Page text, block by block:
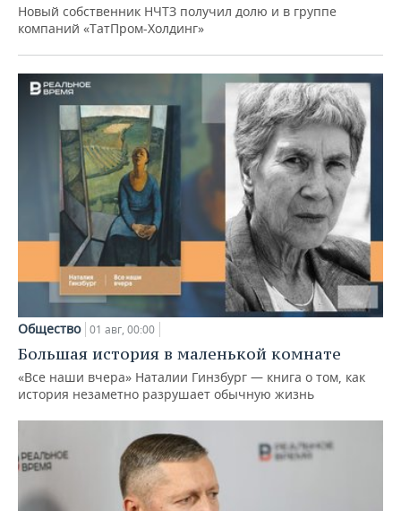
Новый собственник НЧТЗ получил долю и в группе
компаний «ТатПром-Холдинг»
Общество 01 авг, 00:00
Большая история в маленькой комнате
«Все наши вчера» Наталии Гинзбург — книга о том, как
история незаметно разрушает обычную жизнь